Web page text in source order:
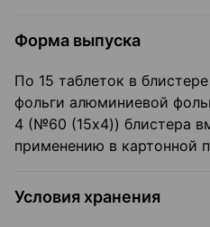
Форма выпуска
По 15 таблеток в
фольги алюминиевой
4 (№60 (15x4)) блистера
применению в картонной
Условия хранения